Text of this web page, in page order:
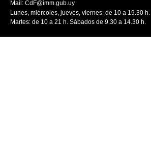
Mail: CdF@imm.gub.uy
Lunes, miércoles, jueves, viernes: de 10 a 19.30 h.
Martes: de 10 a 21 h. Sábados de 9.30 a 14.30 h.